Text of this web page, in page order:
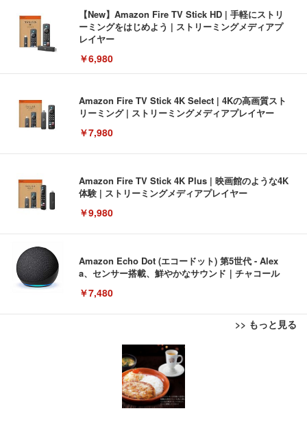
【New】Amazon Fire TV Stick HD | 手軽にストリ
ーミングをはじめよう | ストリーミングメディアプ
レイヤー
￥6,980
Amazon Fire TV Stick 4K Select | 4Kの高画質スト
リーミング | ストリーミングメディアプレイヤー
￥7,980
Amazon Fire TV Stick 4K Plus | 映画館のような4K
体験 | ストリーミングメディアプレイヤー
￥9,980
Amazon Echo Dot (エコードット) 第5世代 - Alex
a、センサー搭載、鮮やかなサウンド｜チャコール
￥7,480
>> もっと見る
[EdoErgo] オフィスチェア 椅子 テレワーク 疲れな
い 跳ね上げ式アームレスト コンパクト 約105度ロッ
キング pc 事務椅子 360度回転 座面昇降 強化ナイロ
ン樹脂ベース 通気性メッシュ 在宅ワーク H-WY01
(黒網+黒枠+黒足)
EIZO ビジネス向けプレミアムモニター | FlexScan
EV3240X-WT | 31.5型4K UHD・USB Type-C・ホワ
￥105,595
Amazonベーシック ペットシーツ 薄型 レギュラー 1
回使い捨て 無香料 ホワイト 300枚